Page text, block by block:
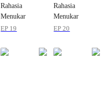
Rahasia
Menukar
Kembali
EP 19
Rahasia
Menukar
Kembali
EP 20